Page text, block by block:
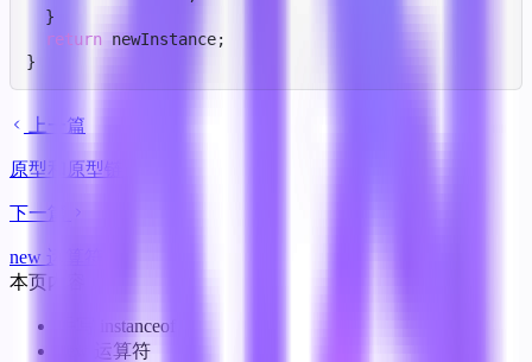
  }
return newInstance;
}
上一篇
原型和原型链
下一篇
new 运算符
本页内容
手写 instanceof
new 运算符